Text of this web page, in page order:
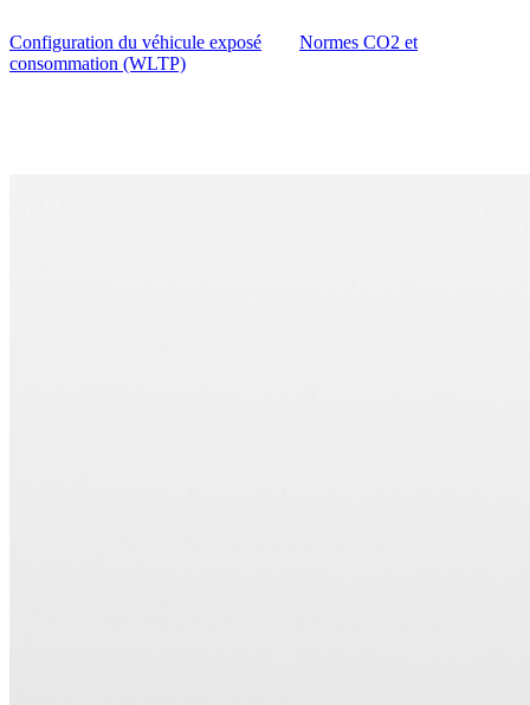
Configuration du véhicule exposé
Normes CO2 et
consommation (WLTP)